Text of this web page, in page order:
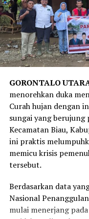
Temuan ini juga
Harvard Health
menegaskan bahwa
setiap hari lebih
serta strategi
alih-alih kebutuhan
kotoran dan bakteri
merangsang antibodi
Meski demikian,
ini memiliki
Healthline , mereka
berat, bekerja di luar
langsung dengan
setiap hari.
Bagi Anda yang
GORONTALO
menorehkan duka
Curah hujan dengan
sungai yang
Kecamatan Biau,
ini praktis
memicu krisis
tersebut.
Berdasarkan data
Nasional
mulai menerjang